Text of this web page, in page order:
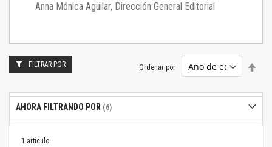
Anna Mónica Aguilar, Dirección General Editorial
1 artículo
Ordenar por
FILTRAR POR
AHORA FILTRANDO POR